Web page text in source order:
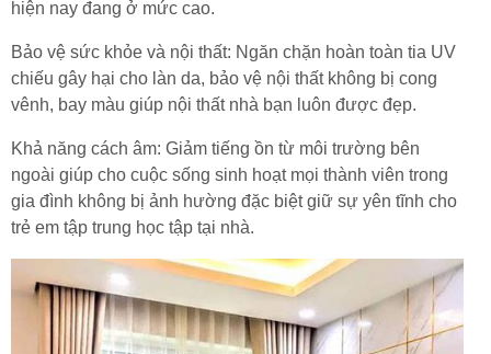
hiện nay đang ở mức cao.
Bảo vệ sức khỏe và nội thất: Ngăn chặn hoàn toàn tia UV
chiếu gây hại cho làn da, bảo vệ nội thất không bị cong
vênh, bay màu giúp nội thất nhà bạn luôn được đẹp.
Khả năng cách âm: Giảm tiếng ồn từ môi trường bên
ngoài giúp cho cuộc sống sinh hoạt mọi thành viên trong
gia đình không bị ảnh hường đặc biệt giữ sự yên tĩnh cho
trẻ em tập trung học tập tại nhà.